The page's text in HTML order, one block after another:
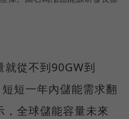
就從不到90GW到
短一年內儲能需求翻
全球儲能容量未來